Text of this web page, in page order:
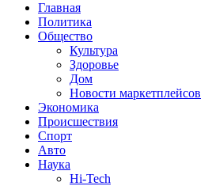
Главная
Политика
Общество
Культура
Здоровье
Дом
Новости маркетплейсов
Экономика
Происшествия
Спорт
Авто
Наука
Hi-Tech